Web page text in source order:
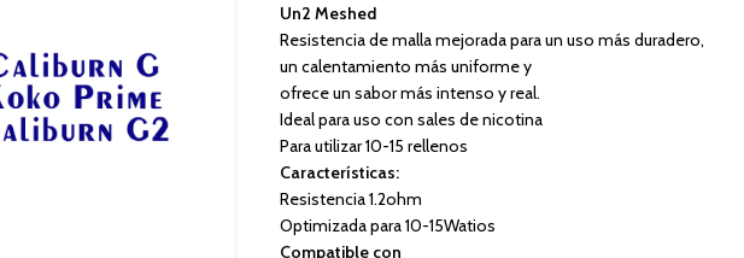
Un2 Meshed
Resistencia de malla mejorada para un uso más duradero,
un calentamiento más uniforme y
ofrece un sabor más intenso y real.
Ideal para uso con sales de nicotina
Para utilizar 10-15 rellenos
Características:
Resistencia 1.2ohm
Optimizada para 10-15Watios
Compatible con